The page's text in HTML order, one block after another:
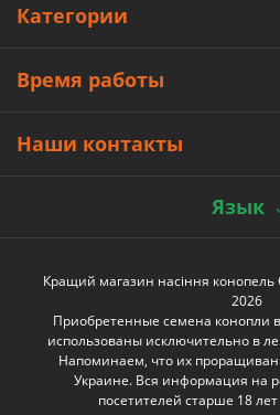
Категории
Время работы
Наши контакты
Язык
Кращий магазин насіння конопель
2026
Приобретенные семена конопли
использованы исключительно в
Напоминаем, что их
Украине. Вся информация на
посетителей старше 18